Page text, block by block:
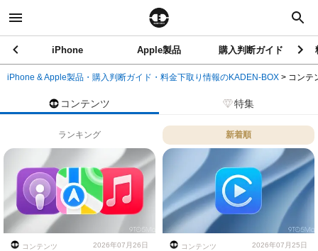
iPhone Apple製品 購入判断ガイド
iPhone & Apple製品・購入判断ガイド・料金下取り情報のKADEN-BOX > コンテ
コンテンツ 特集
ランキング 新着順
コンテンツ 2026年07月26日 コンテンツ 2026年07月25日